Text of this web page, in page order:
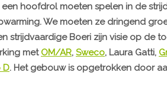
hoofdrol moeten spelen in de
We moeten ze dringend
strijdvaardige Boeri zijn visie op de
met OM/AR, Sweco, Laura Gatti,
D. Het gebouw is opgetrokken door